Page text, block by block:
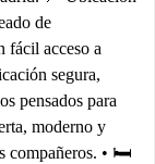
de
fácil acceso a
segura,
pensados para
moderno y
compañeros. • 🛏️